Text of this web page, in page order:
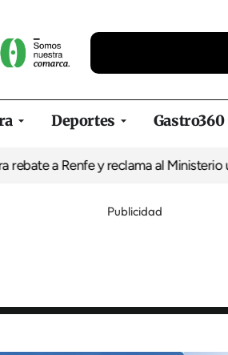
Deportes Gastro360
y reclama al Ministerio una
Publicidad